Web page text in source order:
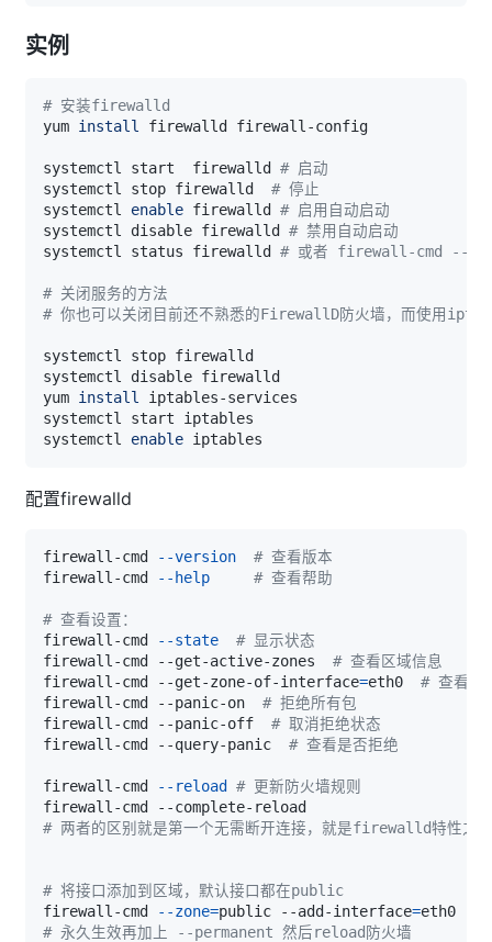
实例
# 安装firewalld
yum install
systemctl start  firewalld # 启动
systemctl stop firewalld # 停止
systemctl enable firewalld # 启用自动启动
systemctl disable firewalld # 禁用自动启动
systemctl status firewalld # 或者 firewall-cmd --
# 关闭服务的方法
# 你也可以关闭目前还不熟悉的FirewallD防火墙，而使用
yum install
systemctl enable
配置firewalld
firewall-cmd --version
# 查看版本
firewall-cmd
--help # 查看帮助
# 查看设置：
firewall-cmd
--state
# 显示状态
firewall-cmd --get-active-zones # 查看区域信息
firewall-cmd --get-zone-of-interface=eth0 # 查看指
firewall-cmd --panic-on # 拒绝所有包
firewall-cmd --panic-off # 取消拒绝状态
firewall-cmd --query-panic # 查看是否拒绝
firewall-cmd --reload
# 更新防火墙规则
# 两者的区别就是第一个无需断开连接，就是firewalld特性之
# 将接口添加到区域，默认接口都在public
firewall-cmd
--zone=public --add-interface=
# 永久生效再加上 --permanent 然后reload防火墙